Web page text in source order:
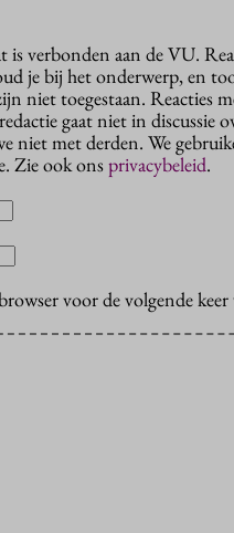
is verbonden aan de VU.
je bij het onderwerp, en
niet toegestaan. Reacties
gaat niet in discussie
niet met derden. We
Zie ook onsprivacybeleid.
voor de volgende keer